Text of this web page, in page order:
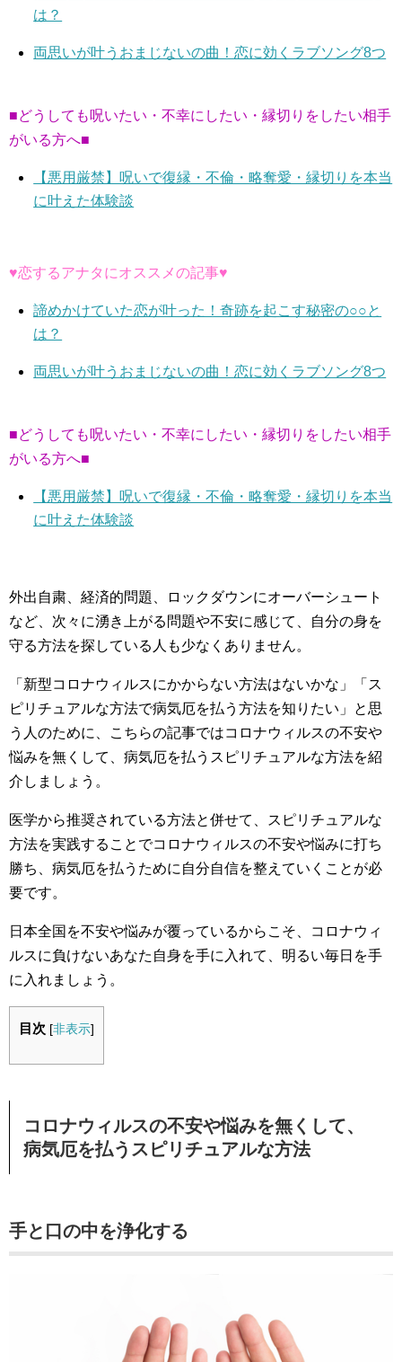
は？
両思いが叶うおまじないの曲！恋に効くラブソング8つ
■どうしても呪いたい・不幸にしたい・縁切りをしたい相手
がいる方へ■
【悪用厳禁】呪いで復縁・不倫・略奪愛・縁切りを本当
に叶えた体験談
♥恋するアナタにオススメの記事♥
諦めかけていた恋が叶った！奇跡を起こす秘密の○○と
は？
両思いが叶うおまじないの曲！恋に効くラブソング8つ
■どうしても呪いたい・不幸にしたい・縁切りをしたい相手
がいる方へ■
【悪用厳禁】呪いで復縁・不倫・略奪愛・縁切りを本当
に叶えた体験談
外出自粛、経済的問題、ロックダウンにオーバーシュート
など、次々に湧き上がる問題や不安に感じて、自分の身を
守る方法を探している人も少なくありません。
「新型コロナウィルスにかからない方法はないかな」「ス
ピリチュアルな方法で病気厄を払う方法を知りたい」と思
う人のために、こちらの記事ではコロナウィルスの不安や
悩みを無くして、病気厄を払うスピリチュアルな方法を紹
介しましょう。
医学から推奨されている方法と併せて、スピリチュアルな
方法を実践することでコロナウィルスの不安や悩みに打ち
勝ち、病気厄を払うために自分自信を整えていくことが必
要です。
日本全国を不安や悩みが覆っているからこそ、コロナウィ
ルスに負けないあなた自身を手に入れて、明るい毎日を手
に入れましょう。
目次 [非表示]
コロナウィルスの不安や悩みを無くして、
病気厄を払うスピリチュアルな方法
手と口の中を浄化する